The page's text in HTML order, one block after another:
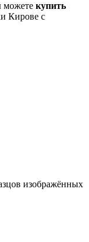
можете купить
Кирове с
изображённых